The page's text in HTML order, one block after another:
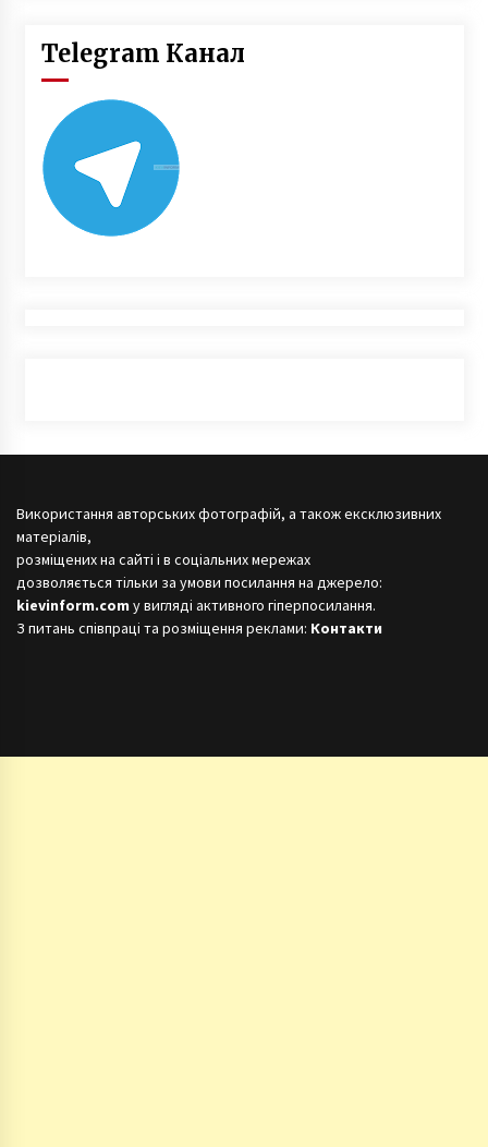
Telegram Канал
Використання авторських фотографій, а також ексклюзивних
матеріалів,
розміщених на сайті і в соціальних мережах
дозволяється тільки за умови посилання на джерело:
kievinform.com у вигляді активного гіперпосилання.
З питань співпраці та розміщення реклами: Контакти